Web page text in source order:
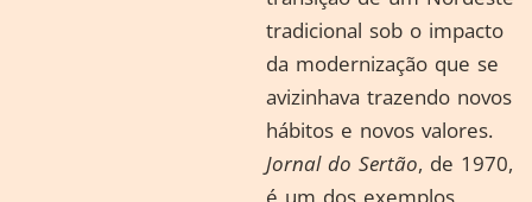
tradicional sob o impacto
da modernização que se
avizinhava trazendo novos
hábitos e novos valores.
Jornal do Sertão, de 1970,
é um dos exemplos